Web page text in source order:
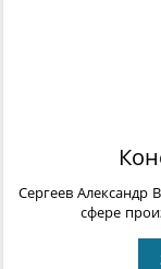
Сергеев Александр
сфере